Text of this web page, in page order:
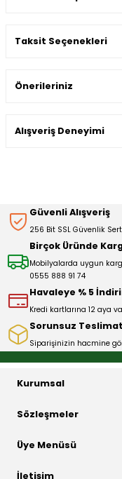
Taksit Seçenekleri
Önerileriniz
Bu ürünün fiyat bilgisi,
konularda yetersiz
Ürün açıklamasında
Ürün fiyatı diğer
Bu ürüne benzer
Alışveriş Deneyimi
Güvenli Alışveriş
256 Bit SSL Güvenlik
Birçok Üründe
Mobilyalarda uygun
0555 888 91 74
Havaleye % 5
Kredi kartlarına 12 aya
Sorunsuz Teslimat
Siparişinizin hacmine
Kurumsal
Sözleşmeler
Üye Menüsü
İletişim